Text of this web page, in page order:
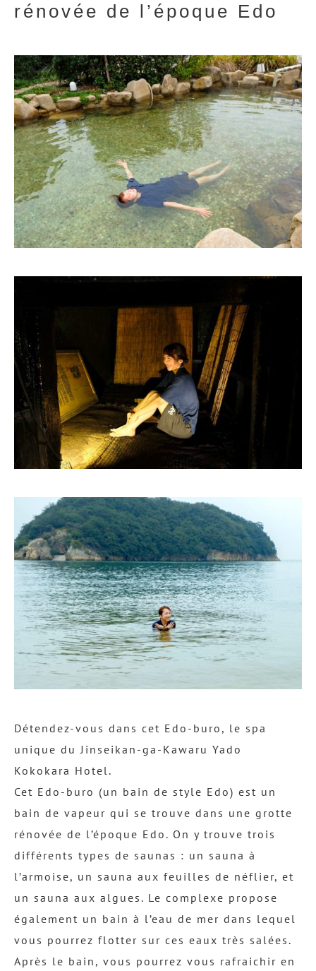
rénovée de l’époque Edo
Détendez-vous dans cet Edo-buro, le spa
unique du Jinseikan-ga-Kawaru Yado
Kokokara Hotel.
Cet Edo-buro (un bain de style Edo) est un
bain de vapeur qui se trouve dans une grotte
rénovée de l’époque Edo. On y trouve trois
différents types de saunas : un sauna à
l’armoise, un sauna aux feuilles de néflier, et
un sauna aux algues. Le complexe propose
également un bain à l’eau de mer dans lequel
vous pourrez flotter sur ces eaux très salées.
Après le bain, vous pourrez vous rafraichir en